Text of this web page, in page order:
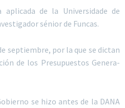
de la Universidade de
sénior de Funcas.
septiembre, por la que se dictan
de los Presupuestos Genera-
se hizo antes de la DANA